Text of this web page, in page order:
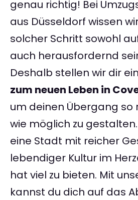
genau richtig! Bei
aus Düsseldorf wissen
solcher Schritt sowohl
auch herausfordernd
Deshalb stellen wir dir
zum neuen Leben in
um deinen Übergang so
wie möglich zu
eine Stadt mit reicher
lebendiger Kultur im
hat viel zu bieten. Mit
kannst du dich auf das